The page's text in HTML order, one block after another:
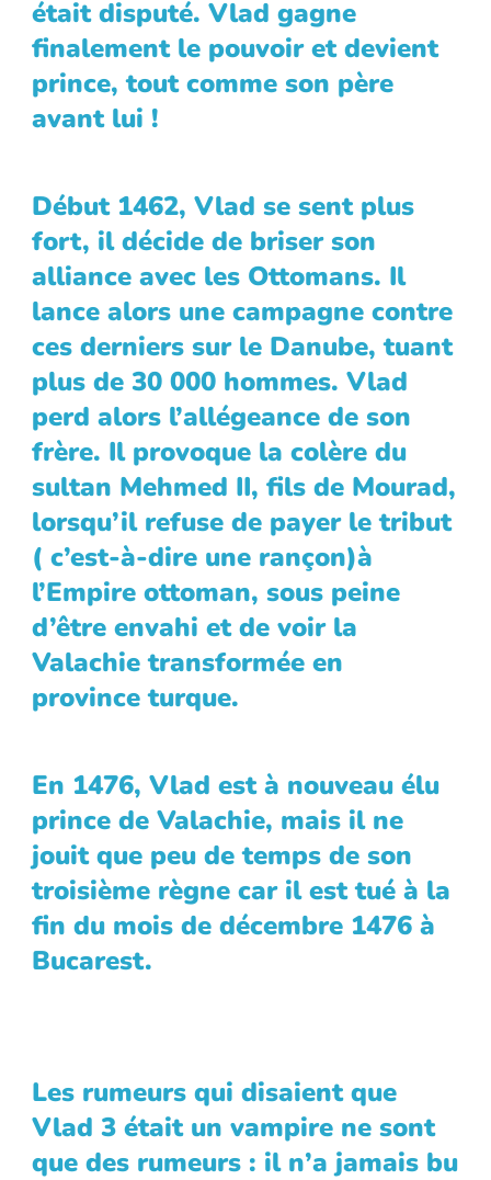
était disputé. Vlad gagne
finalement le pouvoir et devient
prince, tout comme son père
avant lui !
Début 1462, Vlad se sent plus
fort, il décide de briser son
alliance avec les Ottomans. Il
lance alors une campagne contre
ces derniers sur le Danube, tuant
plus de 30 000 hommes. Vlad
perd alors l’allégeance de son
frère. Il provoque la colère du
sultan Mehmed II, fils de Mourad,
lorsqu’il refuse de payer le tribut
( c’est-à-dire une rançon)à
l’Empire ottoman, sous peine
d’être envahi et de voir la
Valachie transformée en
province turque.
En 1476, Vlad est à nouveau élu
prince de Valachie, mais il ne
jouit que peu de temps de son
troisième règne car il est tué à la
fin du mois de décembre 1476 à
Bucarest.
Les rumeurs qui disaient que
Vlad 3 était un vampire ne sont
que des rumeurs : il n’a jamais bu